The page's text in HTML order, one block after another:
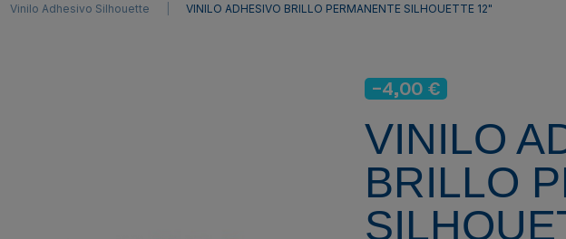
Vinilo Adhesivo Silhouette VINILO ADHESIVO BRILLO PERMANENTE SILHOUETTE 12"
-4,00 €
VINILO
BRILLO